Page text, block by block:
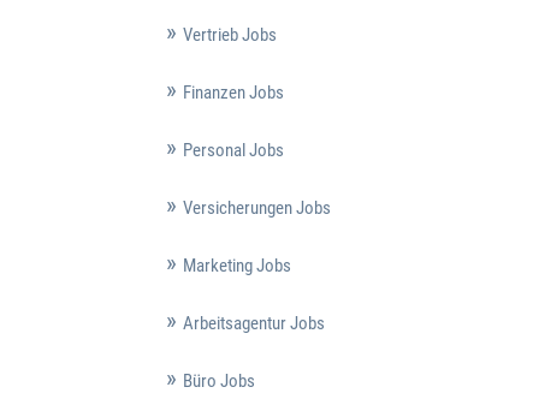
Vertrieb Jobs
Finanzen Jobs
Personal Jobs
Versicherungen Jobs
Marketing Jobs
Arbeitsagentur Jobs
Büro Jobs